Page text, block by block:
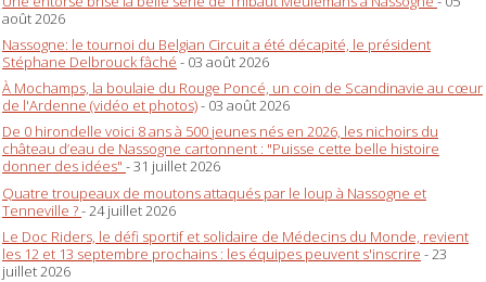
août 2026
Nassogne: le tournoi du Belgian Circuit a été décapité, le président
Stéphane Delbrouck fâché - 03 août 2026
À Mochamps, la boulaie du Rouge Poncé, un coin de Scandinavie au cœur
de l'Ardenne (vidéo et photos)- 03 août 2026
De 0 hirondelle voici 8 ans à 500 jeunes nés en 2026, les nichoirs du
château d’eau de Nassogne cartonnent : "Puisse cette belle histoire
donner des idées" - 31 juillet 2026
Quatre troupeaux de moutons attaqués par le loup à Nassogne et
Tenneville ?- 24 juillet 2026
Le Doc Riders, le défi sportif et solidaire de Médecins du Monde, revient
les 12 et 13 septembre prochains : les équipes peuvent s'inscrire - 23
juillet 2026